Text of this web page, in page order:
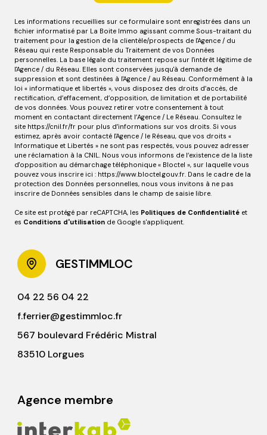
Les informations recueillies sur ce formulaire sont enregistrées dans un
fichier informatisé par La Boite Immo agissant comme Sous-traitant du
traitement pour la gestion de la clientèle/prospects de l'Agence / du
Réseau qui reste Responsable du Traitement de vos Données
personnelles. La base légale du traitement repose sur l'intérêt légitime de
l'Agence / du Réseau. Elles sont conservées jusqu'à demande de
suppression et sont destinées à l'Agence / au Réseau. Conformément à la
loi « informatique et libertés », vous disposez des droits d’accès, de
rectification, d’effacement, d’opposition, de limitation et de portabilité
de vos données. Vous pouvez retirer votre consentement à tout
moment en contactant directement l’Agence / Le Réseau. Consultez le
site https://cnil.fr/fr pour plus d’informations sur vos droits. Si vous
estimez, après avoir contacté l'Agence / le Réseau, que vos droits «
Informatique et Libertés » ne sont pas respectés, vous pouvez adresser
une réclamation à la CNIL. Nous vous informons de l’existence de la liste
d'opposition au démarchage téléphonique « Bloctel », sur laquelle vous
pouvez vous inscrire ici : https://www.bloctel.gouv.fr . Dans le cadre de la
protection des Données personnelles, nous vous invitons à ne pas
inscrire de Données sensibles dans le champ de saisie libre.
Ce site est protégé par reCAPTCHA, les Politiques de Confidentialité et
es Conditions d'utilisation de Google s'appliquent.
GESTIMMLOC
04 22 56 04 22
f.ferrier@gestimmloc.fr
567 boulevard Frédéric Mistral
83510 Lorgues
Agence membre